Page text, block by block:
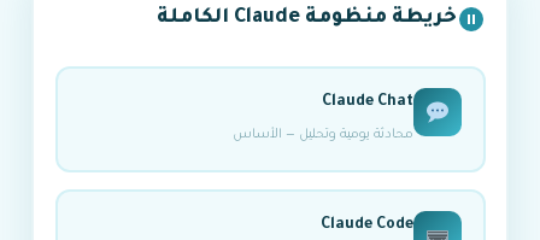
خريطة منظومة Claude الكاملة
Claude Chat
محادثة يومية وتحليل — الأساس
Claude Code